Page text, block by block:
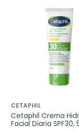
CETAPHIL
Cetaphil Crema
Facial Diaria SPF30,